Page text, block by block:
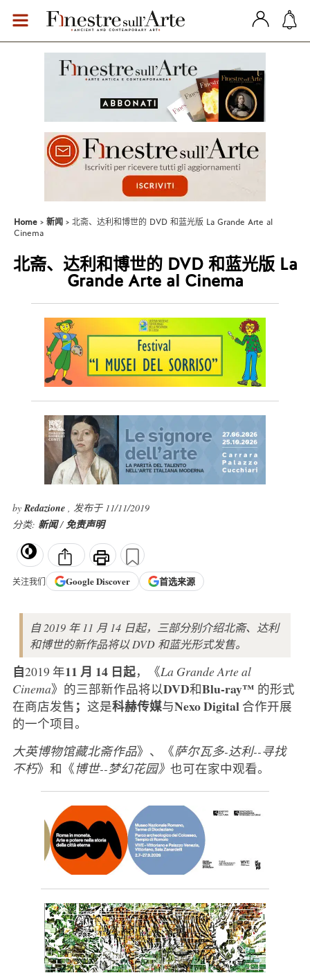
Home 新闻
北斋、达利和博世的 DVD 和蓝光版 La Grande Arte al
Cinema
北斋、达利和博世的 DVD 和蓝光版 La
Grande Arte al Cinema
byRedazione , 发布于 11/11/2019
分类: 新闻/免责声明
关注我们 GoogleDiscover 首选来源
自 2019 年 11 月 14 日起，三部分别介绍北斋、达利
和博世的新作品将以 DVD 和蓝光形式发售。
自2019 年11 月 14 日起，《La Grande Arte al
Cinema》的三部新作品将以DVD和Blu-ray™ 的形式
在商店发售 ； 这是科赫传媒与Nexo Digital 合作开展
的一个项目。
大英博物馆藏北斋作品》、《萨尔瓦多-达利--寻找
不朽》和《博世--梦幻花园》 也可在家中观看。